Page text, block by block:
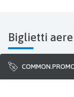
Biglietti